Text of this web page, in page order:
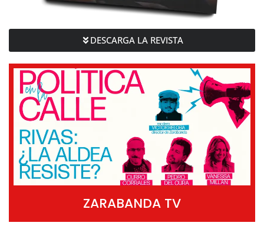
DESCARGA LA REVISTA
ZARABANDA TV